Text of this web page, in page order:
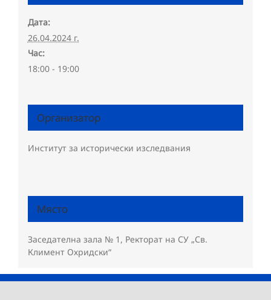
Дата:
26.04.2024 г.
Час:
18:00 - 19:00
Организатор
Институт за исторически изследвания
Място
Заседателна зала № 1, Ректорат на СУ „Св.
Климент Охридски“